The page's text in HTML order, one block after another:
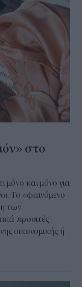
στο
μόνο και μόνο για
Το «φαινόμενο
των
προσιτές
οικονομικής ή